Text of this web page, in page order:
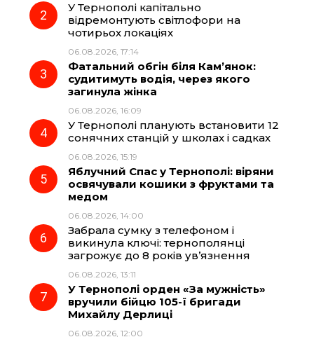
o
k
r
a
m
A
У Тернополі капітально
відремонтують світлофори на
чотирьох локаціях
06.08.2026, 17:14
Фатальний обгін біля Кам’янок:
судитимуть водія, через якого
загинула жінка
06.08.2026, 16:09
У Тернополі планують встановити 12
сонячних станцій у школах і садках
06.08.2026, 15:19
Яблучний Спас у Тернополі: віряни
освячували кошики з фруктами та
медом
06.08.2026, 14:00
Забрала сумку з телефоном і
викинула ключі: тернополянці
загрожує до 8 років ув’язнення
06.08.2026, 13:11
У Тернополі орден «За мужність»
вручили бійцю 105-ї бригади
Михайлу Дерлиці
06.08.2026, 12:00